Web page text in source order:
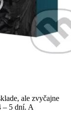
ale zvyčajne
– 5 dní. A